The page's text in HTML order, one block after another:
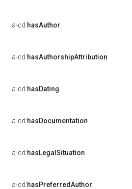
a-cd:hasAuthor
a-cd:hasAuthorshipAttribution
a-cd:hasDating
a-cd:hasDocumentation
a-cd:hasLegalSituation
a-cd:hasPreferredAuthor